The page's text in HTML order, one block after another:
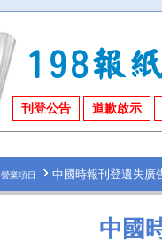
刊登公告 道歉啟示
營業項目 中國時報刊登遺失廣
中國